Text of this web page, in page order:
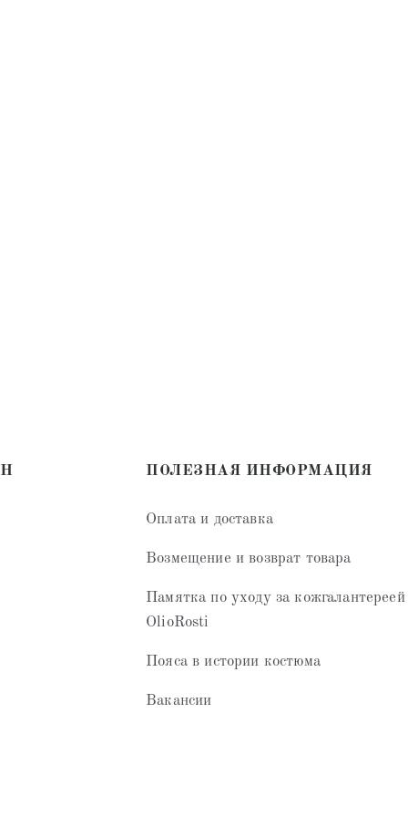
ПОЛЕЗНАЯ ИНФОРМАЦИЯ
Оплата и доставка
Возмещение и возврат товара
Памятка по уходу за кожгалантереей
OlioRosti
Пояса в истории костюма
Вакансии